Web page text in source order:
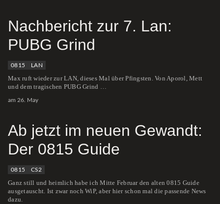
Nachbericht zur 7. Lan:
PUBG Grind
0815
LAN
Max ruft wieder zur LAN, dieses Mal über Pfingsten. Von Aporol, Mett
und dem tragischen PUBG Grind …
am 26. May
Ab jetzt im neuen Gewandt:
Der 0815 Guide
0815
CS2
Ganz still und heimlich habe ich Mitte Februar den alten 0815 Guide
ausgetauscht. Ist zwar noch WiP, aber hier schon mal die passende News
dazu.